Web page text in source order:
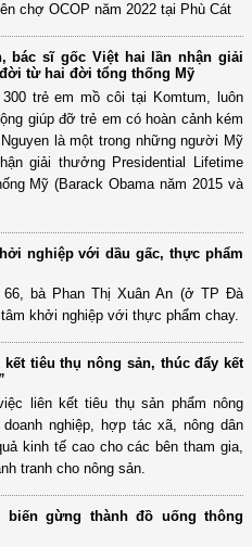
chợ OCOP năm 2022 tại Phù Cát
bác sĩ gốc Việt hai lần nhận giải
từ hai đời tổng thống Mỹ
trẻ em mồ côi tại Komtum, luôn
giúp đỡ trẻ em có hoàn cảnh kém
là một trong những người Mỹ
giải thưởng Presidential Lifetime
Mỹ (Barack Obama năm 2015 và
nghiệp với dầu gấc, thực phẩm
bà Phan Thị Xuân An (ở TP Đà
tâm khởi nghiệp với thực phẩm chay.
kết tiêu thụ nông sản, thúc đẩy kết
liên kết tiêu thụ sản phẩm nông
nghiệp, hợp tác xã, nông dân
kinh tế cao cho các bên tham gia,
tranh cho nông sản.
biến gừng thành đồ uống thông